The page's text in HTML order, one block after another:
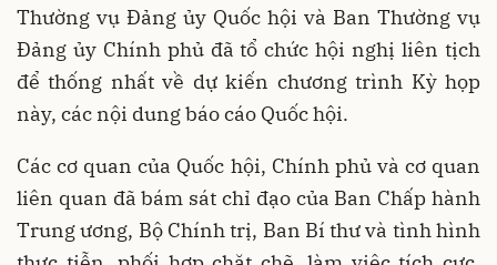
Thường vụ Đảng ủy Quốc hội và Ban Thường vụ
Đảng ủy Chính phủ đã tổ chức hội nghị liên tịch
để thống nhất về dự kiến chương trình Kỳ họp
này, các nội dung báo cáo Quốc hội.
Các cơ quan của Quốc hội, Chính phủ và cơ quan
liên quan đã bám sát chỉ đạo của Ban Chấp hành
Trung ương, Bộ Chính trị, Ban Bí thư và tình hình